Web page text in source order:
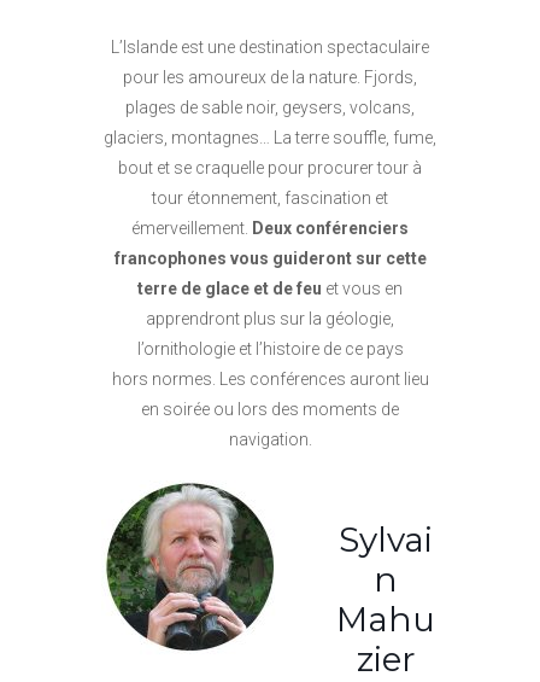
L’Islande est une destination spectaculaire
pour les amoureux de la nature. Fjords,
plages de sable noir, geysers, volcans,
glaciers, montagnes… La terre souffle, fume,
bout et se craquelle pour procurer tour à
tour étonnement, fascination et
émerveillement. Deux conférenciers
francophones vous guideront sur cette
terre de glace et de feu et vous en
apprendront plus sur la géologie,
l’ornithologie et l’histoire de ce pays
hors normes. Les conférences auront lieu
en soirée ou lors des moments de
navigation.
Sylvai
n
Mahu
zier